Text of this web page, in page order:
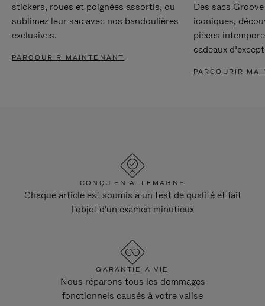
stickers, roues et poignées assortis, ou
sublimez leur sac avec nos bandoulières
exclusives.
PARCOURIR MAINTENANT
Des sacs
iconiques,
pièces
cadeaux
PARCOURIR
CONÇU EN ALLEMAGNE
Chaque article est soumis à un test de qualité et fait
l'objet d'un examen minutieux
GARANTIE À VIE
Nous réparons tous les dommages
fonctionnels causés à votre valise